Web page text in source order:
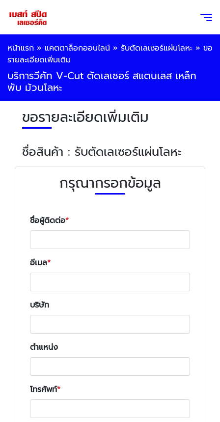
หน้าแรก » แคตตาล็อกออนไลน์ » รับตัดเลเซอร์แผ่นโลหะ » ขอ
รายละเอียดเพิ่มเติม
บริการวีคัท V-Cut ตัดเลเซอร์ สแตนเลส เหล็ก
พับ ม้วนโลหะ
ขอรายละเอียดเพิ่มเติม
ชื่อสินค้า : รับตัดเลเซอร์แผ่นโลหะ
กรุณากรอกข้อมูล
ชื่อผู้ติดต่อ
อีเมล
บริษัท
ตำแหน่ง
โทรศัพท์